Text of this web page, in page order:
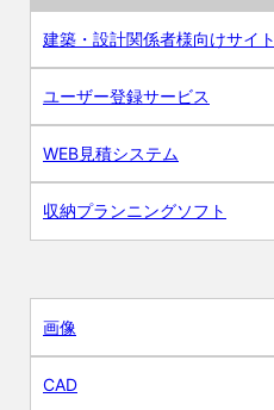
建築・設計関係者様向けサイト
ユーザー登録サービス
WEB見積システム
収納プランニングソフト
画像
CAD